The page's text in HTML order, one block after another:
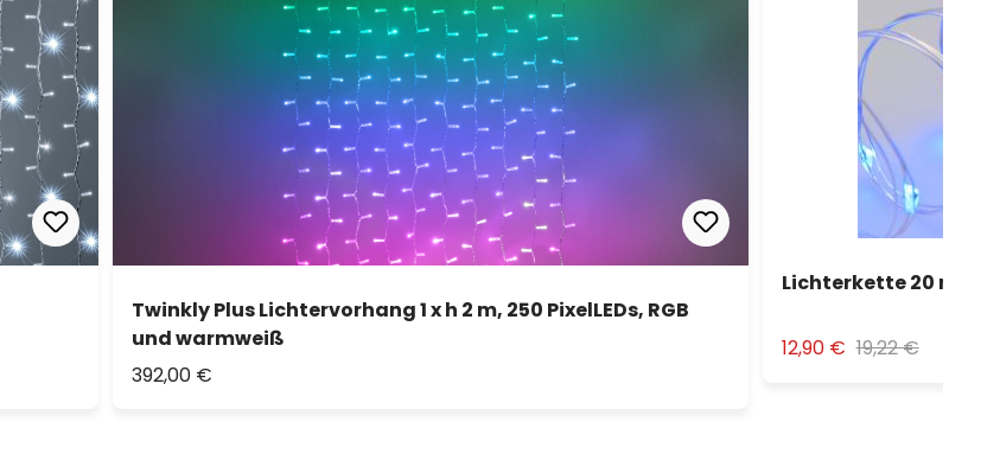
Twinkly Plus Lichtervorhang 1 x h 2 m, 250 PixelLEDs, RGB
und warmweiß
392,00 €
Lichterkette 20 m,
12,90 € 19,22 €